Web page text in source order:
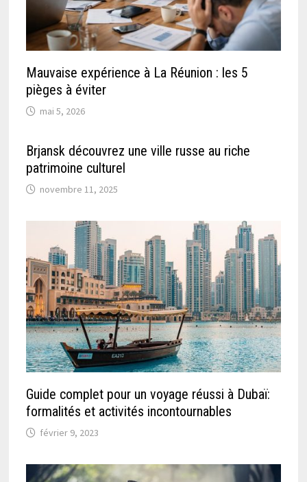
Mauvaise expérience à La Réunion : les 5
pièges à éviter
mai 5, 2026
Brjansk découvrez une ville russe au riche
patrimoine culturel
novembre 11, 2025
Guide complet pour un voyage réussi à Dubaï:
formalités et activités incontournables
février 9, 2023